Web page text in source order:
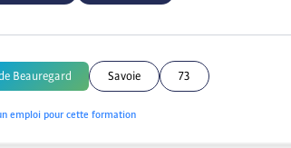
Beauregard Savoie 73
emploi pour cette formation